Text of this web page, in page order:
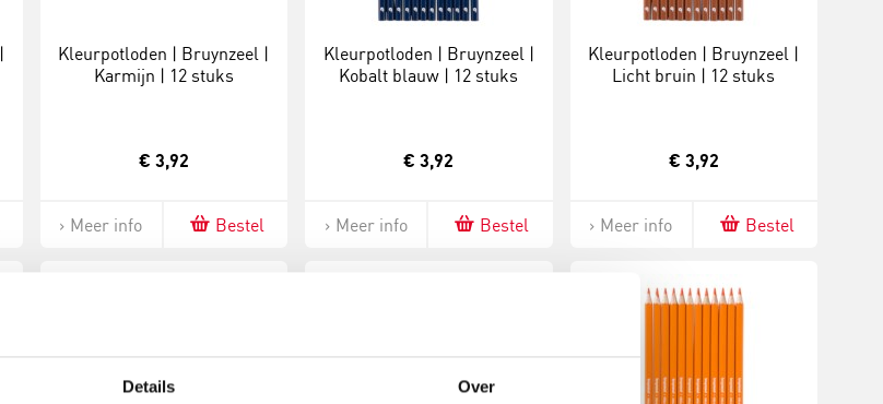
Details Over
Kleurpotloden | Bruynzeel |
Karmijn | 12 stuks
€ 3,92
Meer info Bestel
Kleurpotloden | Bruynzeel |
Kobalt blauw | 12 stuks
€ 3,92
Meer info Bestel
Kleurpotloden | Bruynzeel |
Licht bruin | 12 stuks
€ 3,92
Meer info Bestel